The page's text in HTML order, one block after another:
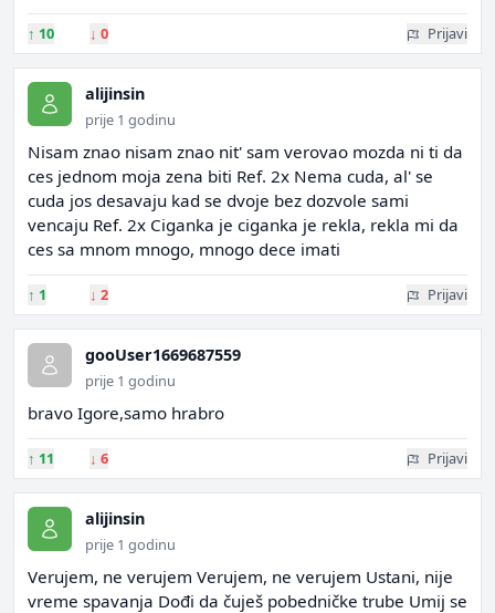
↑ 10 ↓ 0 Prijavi
alijinsin
prije 1 godinu
Nisam znao nisam znao nit' sam verovao mozda ni ti da
ces jednom moja zena biti Ref. 2x Nema cuda, al' se
cuda jos desavaju kad se dvoje bez dozvole sami
vencaju Ref. 2x Ciganka je ciganka je rekla, rekla mi da
ces sa mnom mnogo, mnogo dece imati
↑ 1 ↓ 2 Prijavi
gooUser1669687559
prije 1 godinu
bravo Igore,samo hrabro
↑ 11 ↓ 6 Prijavi
alijinsin
prije 1 godinu
Verujem, ne verujem Verujem, ne verujem Ustani, nije
vreme spavanja Dođi da čuješ pobedničke trube Umij se